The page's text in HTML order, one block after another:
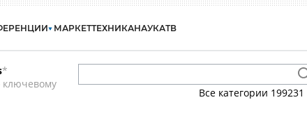
МАРКЕТТЕХНИКАНАУКАТВ
*
ключевому
Все категории 199231